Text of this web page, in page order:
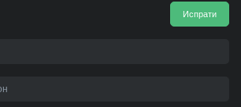
Испрати